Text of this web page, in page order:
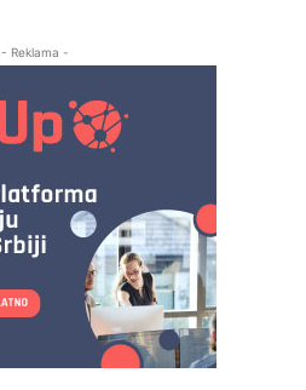
- Reklama -